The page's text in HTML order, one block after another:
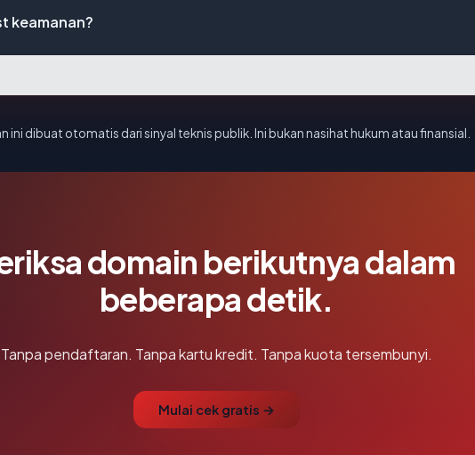
keamanan?
ini dibuat otomatis dari sinyal teknis publik. Ini bukan nasihat hukum atau finansial.
domain berikutnya dalam
beberapa detik.
Tanpa pendaftaran. Tanpa kartu kredit. Tanpa kuota tersembunyi.
Mulai cek gratis →